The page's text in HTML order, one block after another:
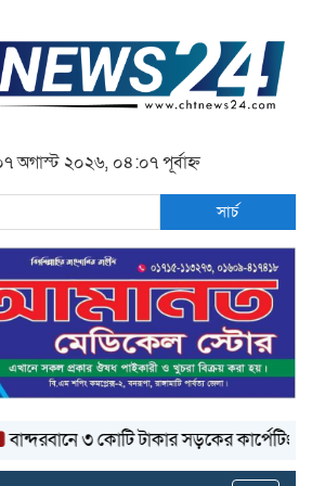
অগাস্ট ২০২৬, ০৪:০৭ পূর্বাহ্ন
সার্চ
৩ কোটি টাকার সড়কের কার্পেটিং উঠে